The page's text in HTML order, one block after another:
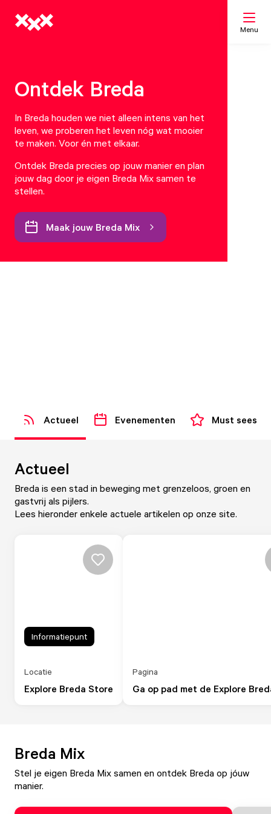
Menu
Ontdek Breda
In Breda houden we niet alleen intens van het
leven, we proberen het leven nóg wat mooier
te maken. Voor én met elkaar.
Ontdek Breda precies op jouw manier en plan
jouw dag door je eigen Breda Mix samen te
stellen.
Maak jouw Breda Mix
Actueel Evenementen Must sees
Actueel
Breda is een stad in beweging met grenzeloos, groen en
gastvrij als pijlers.
Lees hieronder enkele actuele artikelen op onze site.
Explore Breda Store
Locatie
Informatiepunt
Ga op pad met de Explore
Pagina
Breda Mix
Stel je eigen Breda Mix samen en ontdek Breda op jóuw
manier.